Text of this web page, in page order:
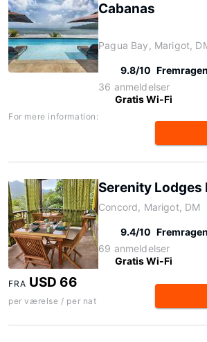
Cabanas
Pagua Bay, Marigot,
9.8/10
36 anmeldelser
Gratis Wi-Fi
For mere information:
Serenity Lodges
Concord, Marigot, DM
9.4/10
69 anmeldelser
Gratis Wi-Fi
FRA USD 66
per værelse / per nat